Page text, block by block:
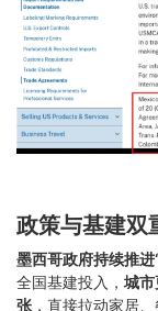
政策与基建双
墨西哥政府持续推
全国基建投入， 城
张 ，直接拉动家居